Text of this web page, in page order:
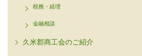
税務・経理
金融相談
久米郡商工会のご紹介